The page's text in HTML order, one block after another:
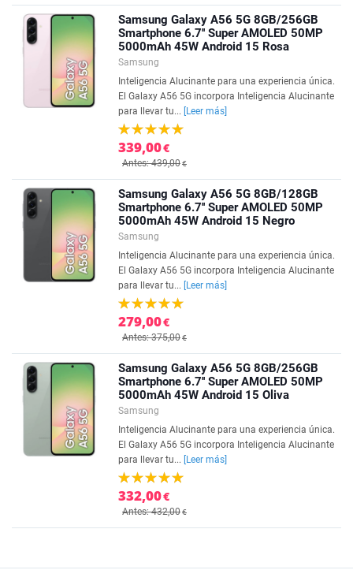
Samsung Galaxy A56 5G 8GB/256GB
Smartphone 6.7'' Super AMOLED 50MP
5000mAh 45W Android 15 Rosa
Samsung
Inteligencia Alucinante para una experiencia única.
El Galaxy A56 5G incorpora Inteligencia Alucinante
para llevar tu...
[Leer más]
339,00€
Antes: 439,00€
Samsung Galaxy A56 5G 8GB/128GB
Smartphone 6.7'' Super AMOLED 50MP
5000mAh 45W Android 15 Negro
Samsung
Inteligencia Alucinante para una experiencia única.
El Galaxy A56 5G incorpora Inteligencia Alucinante
para llevar tu...
[Leer más]
279,00€
Antes: 375,00€
Samsung Galaxy A56 5G 8GB/256GB
Smartphone 6.7'' Super AMOLED 50MP
5000mAh 45W Android 15 Oliva
Samsung
Inteligencia Alucinante para una experiencia única.
El Galaxy A56 5G incorpora Inteligencia Alucinante
para llevar tu...
[Leer más]
332,00€
Antes: 432,00€